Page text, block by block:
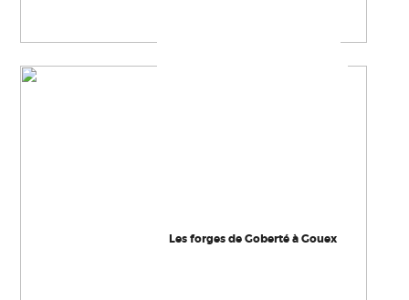
Les forges de Goberté à Gouex